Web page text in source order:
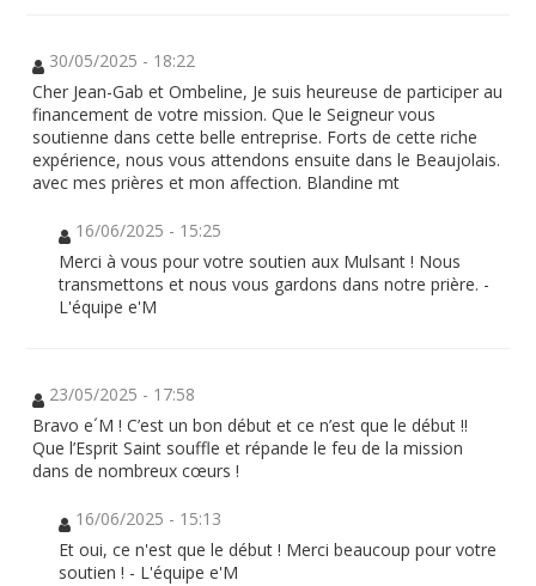
30/05/2025 - 18:22
Cher Jean-Gab et Ombeline, Je suis heureuse de participer au
financement de votre mission. Que le Seigneur vous
soutienne dans cette belle entreprise. Forts de cette riche
expérience, nous vous attendons ensuite dans le Beaujolais.
avec mes prières et mon affection. Blandine mt
16/06/2025 - 15:25
Merci à vous pour votre soutien aux Mulsant ! Nous
transmettons et nous vous gardons dans notre prière. -
L'équipe e'M
23/05/2025 - 17:58
Bravo e´M ! C’est un bon début et ce n’est que le début !!
Que l’Esprit Saint souffle et répande le feu de la mission
dans de nombreux cœurs !
16/06/2025 - 15:13
Et oui, ce n'est que le début ! Merci beaucoup pour votre
soutien ! - L'équipe e'M